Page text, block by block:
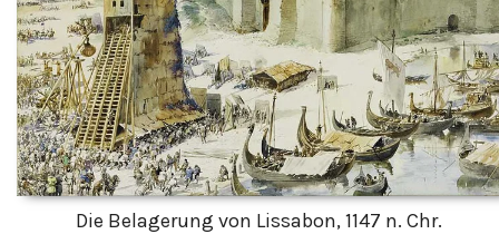
Die Belagerung von Lissabon, 1147 n. Chr.